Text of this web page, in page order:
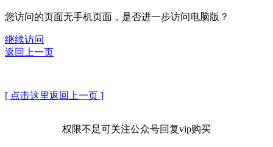
您访问的页面无手机页面，是否进一步访问电脑版？
继续访问
返回上一页
[ 点击这里返回上一页 ]
权限不足可关注公众号回复vip购买